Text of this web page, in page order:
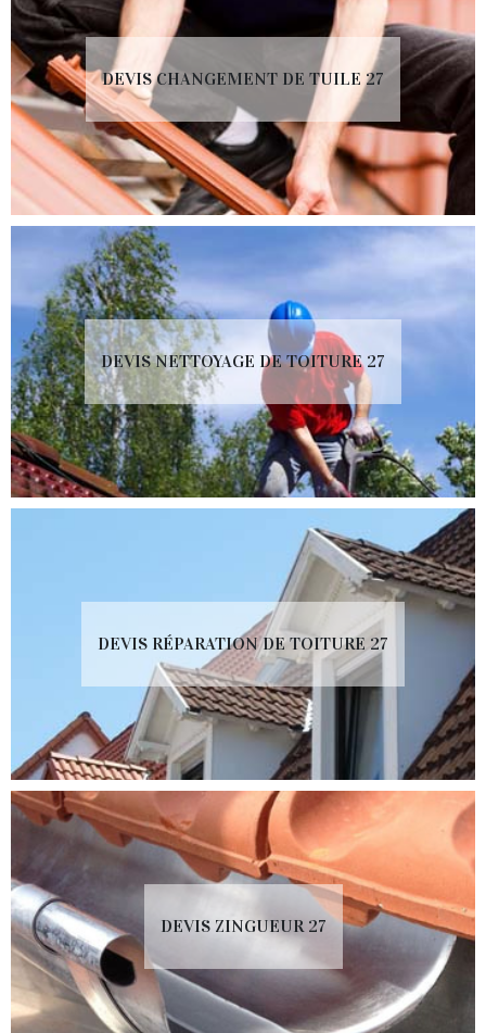
DEVIS CHANGEMENT DE TUILE 27
DEVIS NETTOYAGE DE TOITURE 27
DEVIS RÉPARATION DE TOITURE 27
DEVIS ZINGUEUR 27